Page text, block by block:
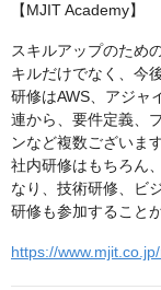
【MJIT Academy】
スキルアップのため
キルだけでなく、今
研修はAWS、アジャ
連から、要件定義、
ンなど複数ございます
社内研修はもちろん
なり、技術研修、ビ
研修も参加すること
https://